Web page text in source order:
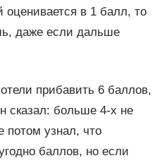
оценивается в 1 балл, то
даже если дальше
прибавить 6 баллов,
сказал: больше 4-х не
узнал, что
баллов, но если